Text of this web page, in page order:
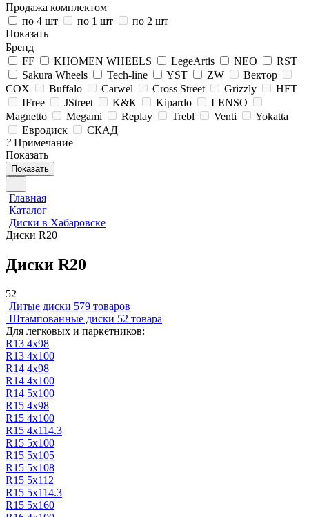
Продажа комплектом
по 4 шт
по 1 шт
по 2 шт
Показать
Бренд
FF
KHOMEN WHEELS LegeArtis NEO
RST
Sakura Wheels
Tech-line YST ZW
Вектор
COX
Buffalo Carwel Cross Street Grizzly
HFT
IFree
JStreet K&К Kipardo
LENSO
Magnetto
Megami Replay Trebl Venti
Yokatta
Евродиск
СКАД
? Примечание
Показать
Показать
Главная
Каталог
Диски в Хабаровске
Диски R20
Диски R20
52
Литые диски 579 товаров
Штампованные диски 52 товара
Для легковых и паркетников:
R13 4х98
R13 4х100
R14 4х98
R14 4х100
R14 5х100
R15 4х98
R15 4х100
R15 4х114.3
R15 5х100
R15 5x105
R15 5х108
R15 5х112
R15 5х114.3
R15 5х160